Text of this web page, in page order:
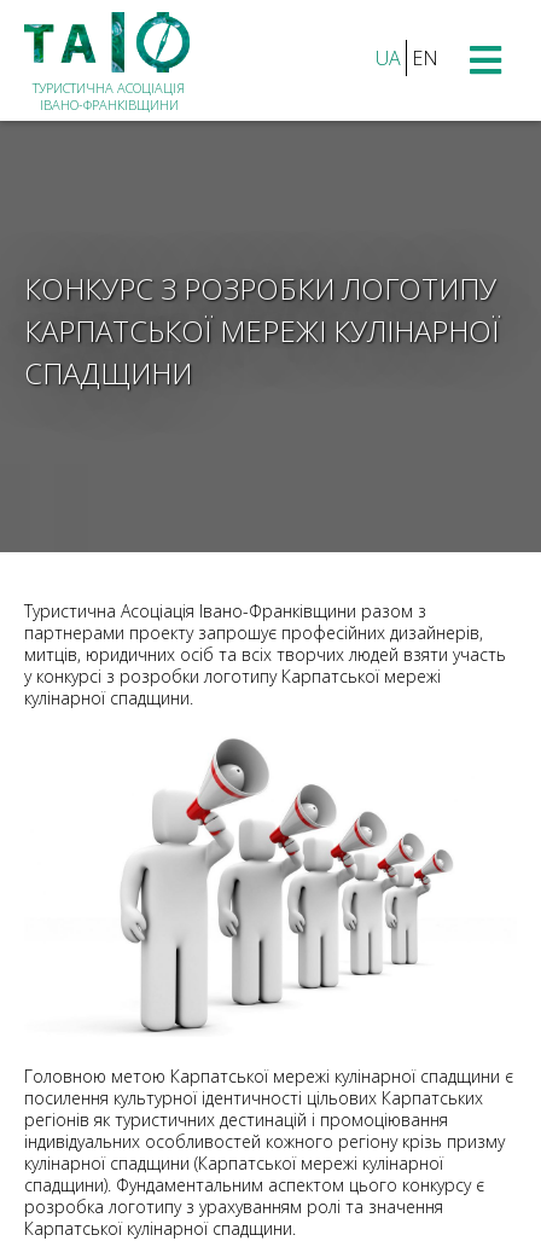
ТУРИСТИЧНА АСОЦІАЦІЯ
ІВАНО-ФРАНКІВЩИНИ
UA EN
КОНКУРC З РОЗРОБКИ ЛОГОТИПУ
КАРПАТСЬКОЇ МЕРЕЖІ КУЛІНАРНОЇ
СПАДЩИНИ
Туристична Асоціація Івано-Франківщини разом з
партнерами проекту запрошує професійних дизайнерів,
митців, юридичних осіб та всіх творчих людей взяти участь
у конкурсі з розробки логотипу Карпатської мережі
кулінарної спадщини.
Головною метою Карпатської мережі кулінарної спадщини є
посилення культурної ідентичності цільових Карпатських
регіонів як туристичних дестинацій і промоціювання
індивідуальних особливостей кожного регіону крізь призму
кулінарної спадщини (Карпатської мережі кулінарної
спадщини). Фундаментальним аспектом цього конкурсу є
розробка логотипу з урахуванням ролі та значення
Карпатської кулінарної спадщини.